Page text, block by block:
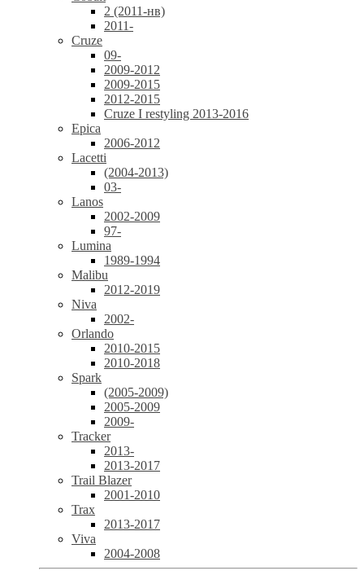
2 (2011-нв)
2011-
Cruze
09-
2009-2012
2009-2015
2012-2015
Cruze I restyling 2013-2016
Epica
2006-2012
Lacetti
(2004-2013)
03-
Lanos
2002-2009
97-
Lumina
1989-1994
Malibu
2012-2019
Niva
2002-
Orlando
2010-2015
2010-2018
Spark
(2005-2009)
2005-2009
2009-
Tracker
2013-
2013-2017
Trail Blazer
2001-2010
Trax
2013-2017
Viva
2004-2008